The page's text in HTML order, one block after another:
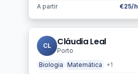
A partir
€25/h
CL Cláudia Leal
Porto
Biologia Matemática
+1